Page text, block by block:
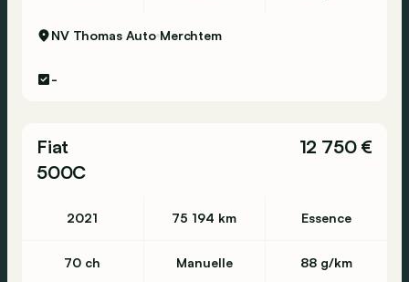
NV Thomas Auto Merchtem
-
Fiat
500C
12 750 €
2021 75 194 km Essence
70 ch Manuelle 88 g/km